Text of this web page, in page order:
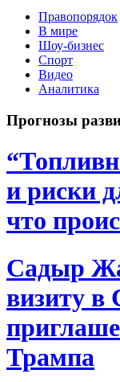
Правопорядок
В мире
Шоу-бизнес
Спорт
Видео
Аналитика
Прогнозы
и риски
что
Садыр
визиту
Трампа